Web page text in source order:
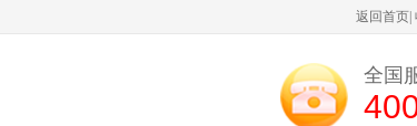
返回首页
全国